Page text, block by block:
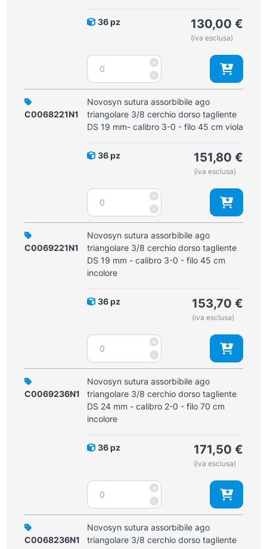
viola
DS
calibro
3-
0
-
filo
cm
36 pz 130,00 €
(iva esclusa)
-
Novosyn
sutura
assorbibile
ago
triangolare
3/8
tagliente
mm
-
calibro
3-
0
-
filo
cm
+
C0068221N1
Novosyn sutura assorbibile ago
triangolare 3/8 cerchio dorso tagliente
DS 19 mm- calibro 3-0 - filo 45 cm viola
36 pz 151,80 €
(iva esclusa)
-
Novosyn
sutura
assorbibile
ago
triangolare
3/8
cerchio
DS
calibro
3-
0
-
filo
45
cm
quantità
+
C0069221N1
Novosyn sutura assorbibile ago
triangolare 3/8 cerchio dorso tagliente
DS 19 mm - calibro 3-0 - filo 45 cm
incolore
36 pz 153,70 €
(iva esclusa)
-
Novosyn
sutura
assorbibile
ago
triangolare
3/8
cerchio
DS
calibro
3-
0
-
+
C0069236N1
Novosyn sutura assorbibile ago
triangolare 3/8 cerchio dorso tagliente
DS 24 mm - calibro 2-0 - filo 70 cm
incolore
36 pz 171,50 €
(iva esclusa)
-
Novosyn
sutura
assorbibile
ago
triangolare
+
C0068236N1
Novosyn sutura assorbibile ago
triangolare 3/8 cerchio dorso tagliente